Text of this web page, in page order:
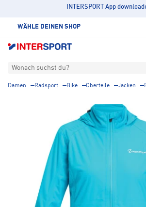
INTERSPORT App
WÄHLE DEINEN SHOP
Wonach suchst du?
Damen Radsport Bike Oberteile Jacken